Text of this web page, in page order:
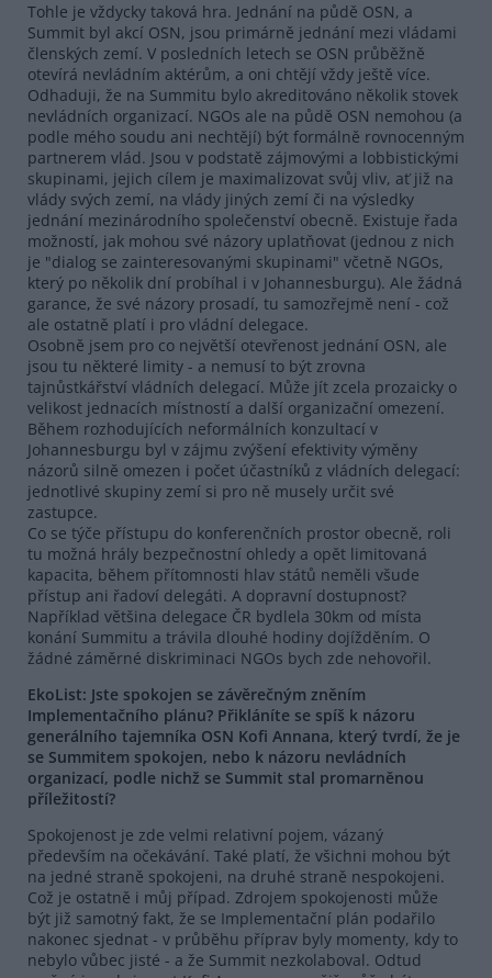
Tohle je vždycky taková hra. Jednání na půdě OSN, a
Summit byl akcí OSN, jsou primárně jednání mezi vládami
členských zemí. V posledních letech se OSN průběžně
otevírá nevládním aktérům, a oni chtějí vždy ještě více.
Odhaduji, že na Summitu bylo akreditováno několik stovek
nevládních organizací. NGOs ale na půdě OSN nemohou (a
podle mého soudu ani nechtějí) být formálně rovnocenným
partnerem vlád. Jsou v podstatě zájmovými a lobbistickými
skupinami, jejich cílem je maximalizovat svůj vliv, ať již na
vlády svých zemí, na vlády jiných zemí či na výsledky
jednání mezinárodního společenství obecně. Existuje řada
možností, jak mohou své názory uplatňovat (jednou z nich
je "dialog se zainteresovanými skupinami" včetně NGOs,
který po několik dní probíhal i v Johannesburgu). Ale žádná
garance, že své názory prosadí, tu samozřejmě není - což
ale ostatně platí i pro vládní delegace.
Osobně jsem pro co největší otevřenost jednání OSN, ale
jsou tu některé limity - a nemusí to být zrovna
tajnůstkářství vládních delegací. Může jít zcela prozaicky o
velikost jednacích místností a další organizační omezení.
Během rozhodujících neformálních konzultací v
Johannesburgu byl v zájmu zvýšení efektivity výměny
názorů silně omezen i počet účastníků z vládních delegací:
jednotlivé skupiny zemí si pro ně musely určit své
zastupce.
Co se týče přístupu do konferenčních prostor obecně, roli
tu možná hrály bezpečnostní ohledy a opět limitovaná
kapacita, během přítomnosti hlav států neměli všude
přístup ani řadoví delegáti. A dopravní dostupnost?
Například většina delegace ČR bydlela 30km od místa
konání Summitu a trávila dlouhé hodiny dojížděním. O
žádné záměrné diskriminaci NGOs bych zde nehovořil.
EkoList: Jste spokojen se závěrečným zněním
Implementačního plánu? Přikláníte se spíš k názoru
generálního tajemníka OSN Kofi Annana, který tvrdí, že je
se Summitem spokojen, nebo k názoru nevládních
organizací, podle nichž se Summit stal promarněnou
příležitostí?
Spokojenost je zde velmi relativní pojem, vázaný
především na očekávání. Také platí, že všichni mohou být
na jedné straně spokojeni, na druhé straně nespokojeni.
Což je ostatně i můj případ. Zdrojem spokojenosti může
být již samotný fakt, že se Implementační plán podařilo
nakonec sjednat - v průběhu příprav byly momenty, kdy to
nebylo vůbec jisté - a že Summit nezkolaboval. Odtud